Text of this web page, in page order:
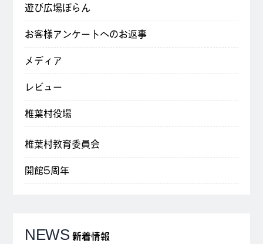
遊び広場ぽらん
お客様アンケートへのお返事
メディア
レビュー
椎葉村役場
椎葉村教育委員会
開館5周年
NEWS 新着情報